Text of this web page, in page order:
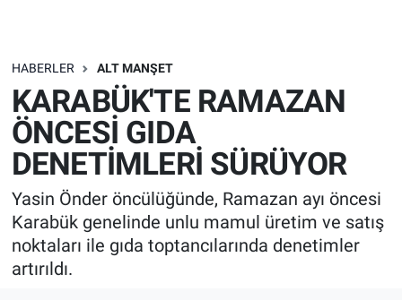
HABERLER ALT MANŞET
KARABÜK'TE RAMAZAN
ÖNCESİ GIDA
DENETİMLERİ SÜRÜYOR
Yasin Önder öncülüğünde, Ramazan ayı öncesi
Karabük genelinde unlu mamul üretim ve satış
noktaları ile gıda toptancılarında denetimler
artırıldı.